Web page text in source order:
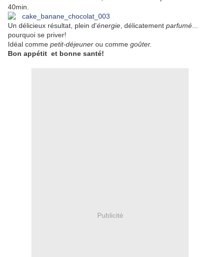
40min.
Un délicieux résultat, plein d'énergie , délicatement parfumé
pourquoi se priver!
Idéal comme petit-déjeuner ou comme goûter.
Bon appétit et bonne santé!
Publicité